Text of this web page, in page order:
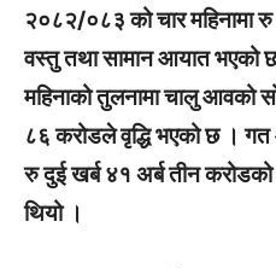
२०८२/०८३ को चार महिनामा
वस्तु तथा सामान आयात भएको
महिनाको तुलनामा चालु आवको
८६ करोडले वृद्धि भएको छ । गत
रु दुई खर्ब ४१ अर्ब तीन
थियो ।